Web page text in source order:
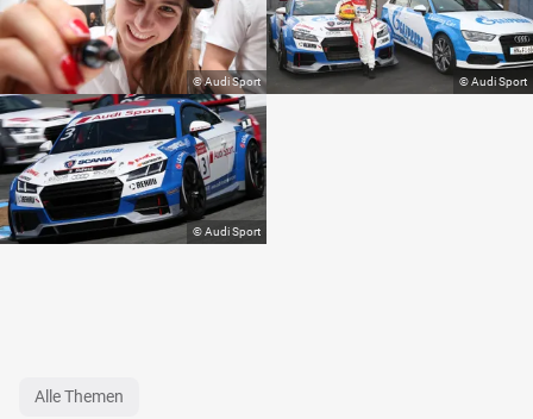
Alle Themen